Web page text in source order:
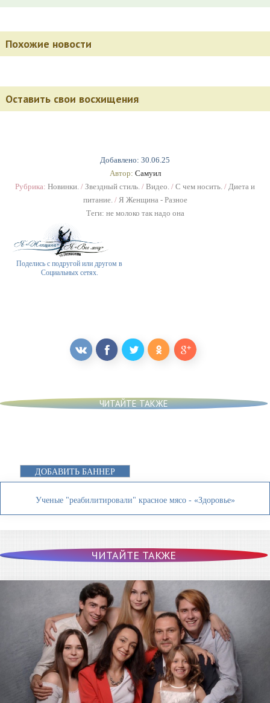
Добавлено: 30.06.25
Автор: Самуил
Рубрика: Новинки. / Звездный стиль. / Видео. / С чем носить. / Диета и
питание. / Я Женщина - Разное
Теги: не молоко так надо она
Поделись с подругой или другом в
Социальных сетях.
Похожие новости
Оставить свои восхищения
ЧИТАЙТЕ ТАКЖЕ
ДОБАВИТЬ БАННЕР
Ученые "реабилитировали" красное мясо - «Здоровье»
ЧИТАЙТЕ ТАКЖЕ